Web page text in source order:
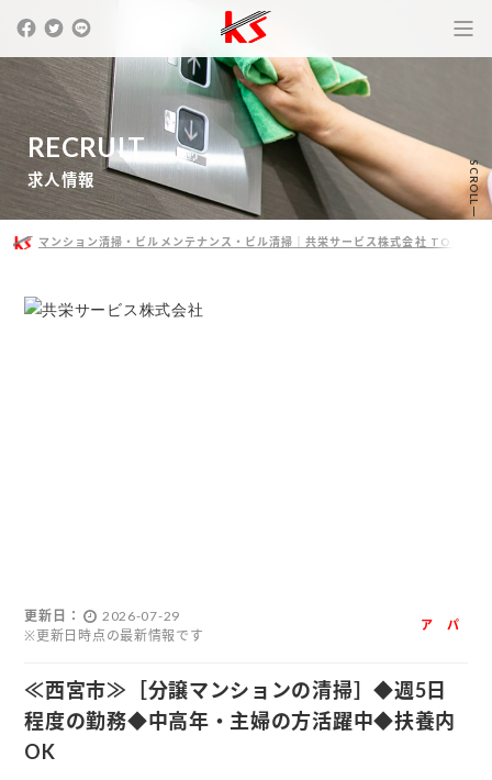
RECRUIT
求人情報
マンション清掃・ビルメンテナンス・ビル清掃｜共栄サービス株式会社 TOP
SCROLL
更新日
2026-07-29
※更新日時点の最新情報です
ア
イ
ト
パ
≪西宮市≫［分譲マンションの清掃］◆週5日
程度の勤務◆中高年・主婦の方活躍中◆扶養内
OK